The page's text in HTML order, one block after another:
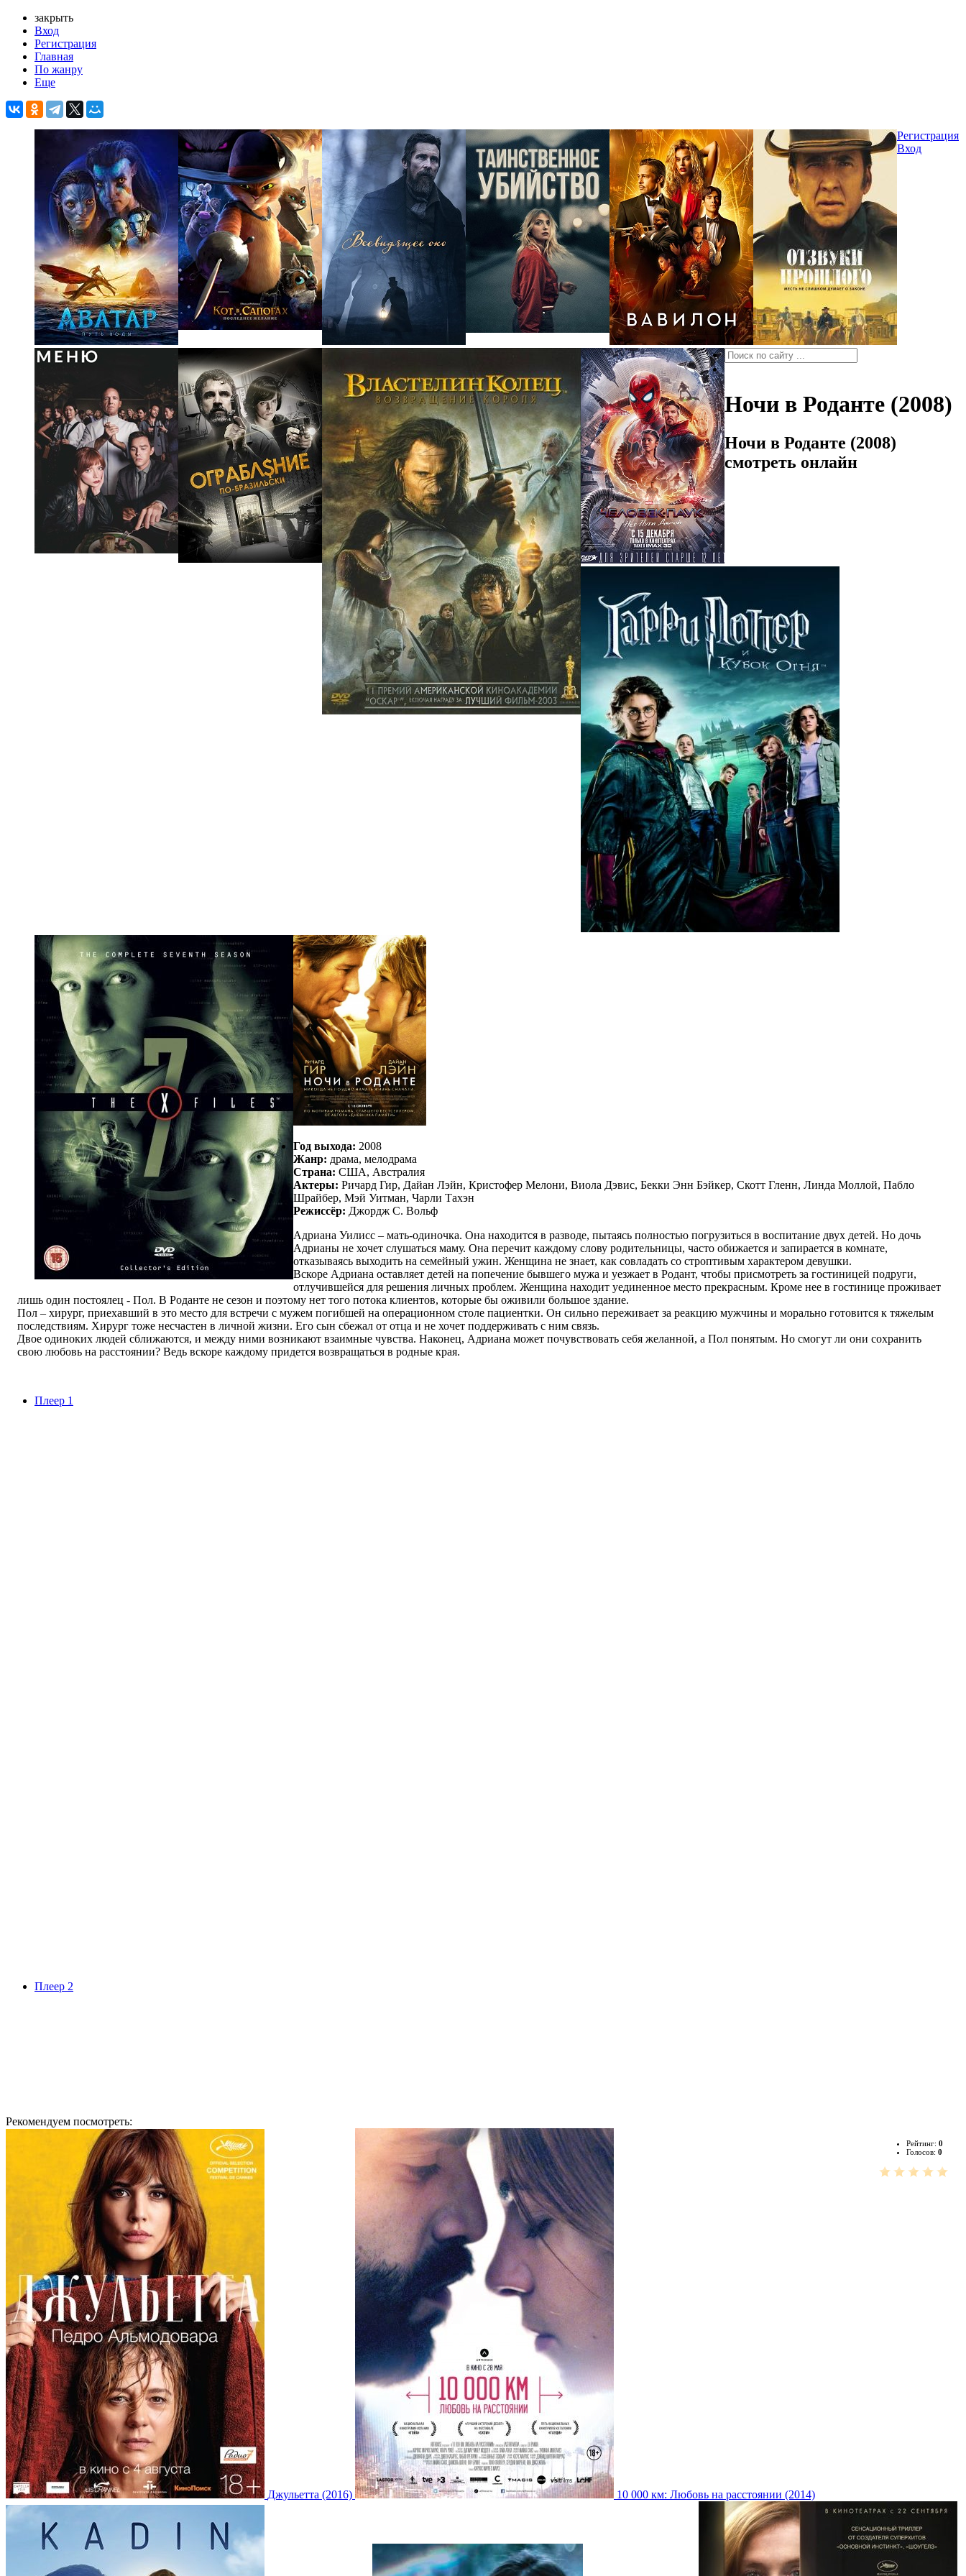
закрыть
Вход
Регистрация
Главная
По жанру
Еще
Регистрация
Вход
Ночи в Роданте (2008)
Ночи в Роданте (2008)
смотреть онлайн
Год выхода: 2008
Жанр: драма, мелодрама
Страна: США, Австралия
Актеры: Ричард Гир, Дайан Лэйн, Кристофер Мелони, Виола Дэвис, Бекки Энн Бэйкер, Скотт Гленн, Линда Моллой, Пабло
Шрайбер, Мэй Уитман, Чарли Тахэн
Режиссёр: Джордж С. Вольф
Адриана Уилисс – мать-одиночка. Она находится в разводе, пытаясь полностью погрузиться в воспитание двух детей. Но дочь
Адрианы не хочет слушаться маму. Она перечит каждому слову родительницы, часто обижается и запирается в комнате,
отказываясь выходить на семейный ужин. Женщина не знает, как совладать со строптивым характером девушки.
Вскоре Адриана оставляет детей на попечение бывшего мужа и уезжает в Родант, чтобы присмотреть за гостиницей подруги,
отлучившейся для решения личных проблем. Женщина находит уединенное место прекрасным. Кроме нее в гостинице проживает
лишь один постоялец - Пол. В Роданте не сезон и поэтому нет того потока клиентов, которые бы оживили большое здание.
Пол – хирург, приехавший в это место для встречи с мужем погибшей на операционном столе пациентки. Он сильно переживает за реакцию мужчины и морально готовится к тяжелым
последствиям. Хирург тоже несчастен в личной жизни. Его сын сбежал от отца и не хочет поддерживать с ним связь.
Двое одиноких людей сближаются, и между ними возникают взаимные чувства. Наконец, Адриана может почувствовать себя желанной, а Пол понятым. Но смогут ли они сохранить
свою любовь на расстоянии? Ведь вскоре каждому придется возвращаться в родные края.
Плеер 1
Плеер 2
Рекомендуем посмотреть:
Рейтинг: 0
Голосов: 0
Джульетта (2016) 10 000 км: Любовь на расстоянии (2014)